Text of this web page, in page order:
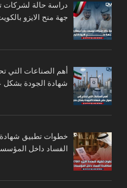
دراسة حالة لشركات
جهة منح الايزو
أهم الصناعات التي
شهادة الجودة بشكل
الفساد داخل